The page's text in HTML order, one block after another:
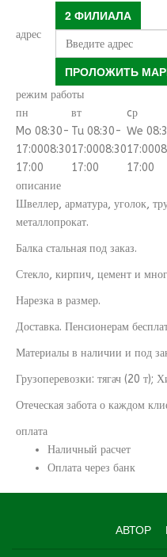
адрес
2 ФИЛИАЛА
ПРОЛОЖИТЬ
режим работы
пн
вт cр
Mo 08:30-
17:0008:30
17:00
Tu 08:30-
17:0008:30
17:00
We
17:00
17:00
описание
Швеллер, арматура, уголок,
металлопрокат.
Балка стальная под заказ.
Стекло, кирпич, цемент и
Нарезка в размер.
Доставка. Пенсионерам
Материалы в наличии и под
Грузоперевозки: тягач (20 т);
Отеческая забота о каждом
оплата
Наличный расчет
Оплата через банк
АВТОР